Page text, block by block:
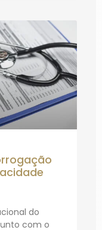
do
com o